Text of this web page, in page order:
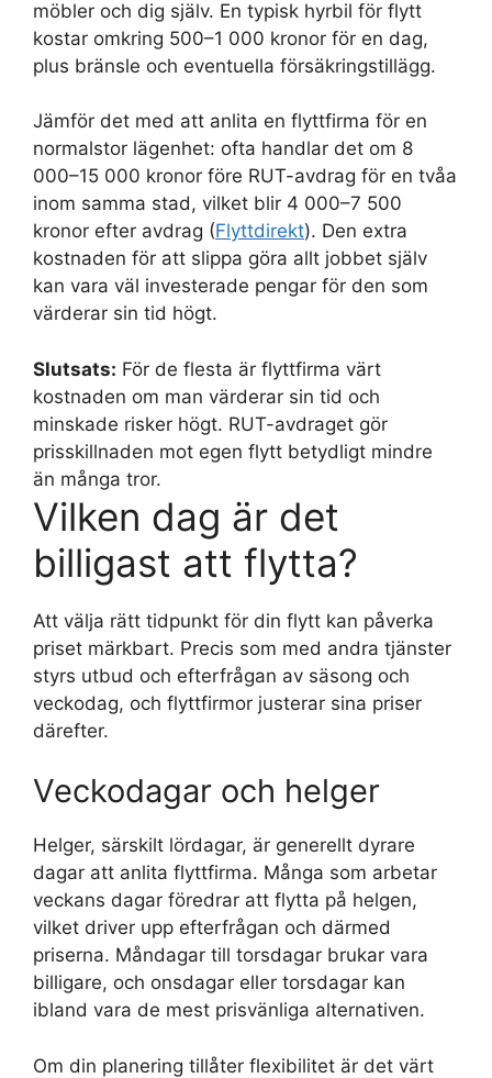
möbler och dig själv. En typisk hyrbil för flytt
kostar omkring 500–1 000 kronor för en dag,
plus bränsle och eventuella försäkringstillägg.
Jämför det med att anlita en flyttfirma för en
normalstor lägenhet: ofta handlar det om 8
000–15 000 kronor före RUT-avdrag för en tvåa
inom samma stad, vilket blir 4 000–7 500
kronor efter avdrag (Flyttdirekt). Den extra
kostnaden för att slippa göra allt jobbet själv
kan vara väl investerade pengar för den som
värderar sin tid högt.
Slutsats: För de flesta är flyttfirma värt
kostnaden om man värderar sin tid och
minskade risker högt. RUT-avdraget gör
prisskillnaden mot egen flytt betydligt mindre
än många tror.
Vilken dag är det
billigast att flytta?
Att välja rätt tidpunkt för din flytt kan påverka
priset märkbart. Precis som med andra tjänster
styrs utbud och efterfrågan av säsong och
veckodag, och flyttfirmor justerar sina priser
därefter.
Veckodagar och helger
Helger, särskilt lördagar, är generellt dyrare
dagar att anlita flyttfirma. Många som arbetar
veckans dagar föredrar att flytta på helgen,
vilket driver upp efterfrågan och därmed
priserna. Måndagar till torsdagar brukar vara
billigare, och onsdagar eller torsdagar kan
ibland vara de mest prisvänliga alternativen.
Om din planering tillåter flexibilitet är det värt